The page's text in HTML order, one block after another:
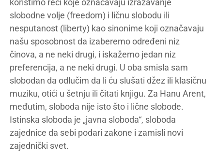
koristimo reči koje označavaju izražavanje
slobodne volje (freedom) i ličnu slobodu ili
nesputanost (liberty) kao sinonime koji označavaju
našu sposobnost da izaberemo određeni niz
činova, a ne neki drugi, i iskažemo jedan niz
preferencija, a ne neki drugi. U oba smisla sam
slobodan da odlučim da li ću slušati džez ili klasičnu
muziku, otići u šetnju ili čitati knjigu. Za Hanu Arent,
međutim, sloboda nije isto što i lične slobode.
Istinska sloboda je „javna sloboda“, sloboda
zajednice da sebi podari zakone i zamisli novi
zajednički svet.